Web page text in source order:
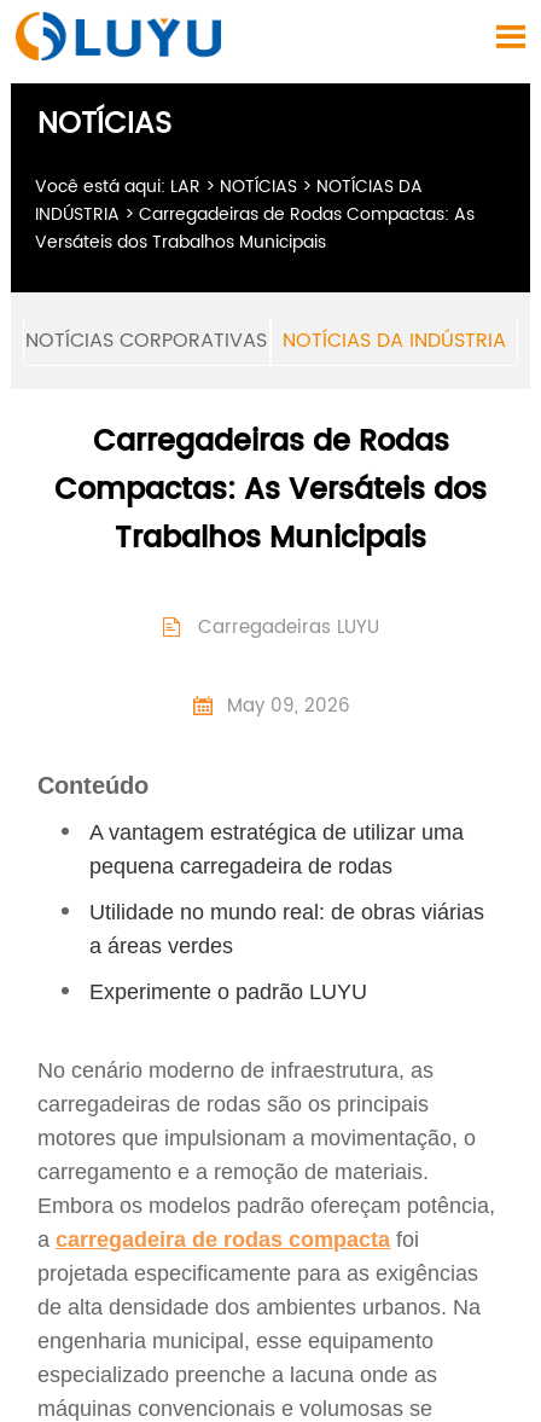

NOTÍCIAS
Você está aqui: LAR > NOTÍCIAS> NOTÍCIAS DA
INDÚSTRIA > Carregadeiras de Rodas Compactas: As
Versáteis dos Trabalhos Municipais
NOTÍCIAS CORPORATIVAS NOTÍCIAS DA INDÚSTRIA
Carregadeiras de Rodas
Compactas: As Versáteis dos
Trabalhos Municipais
 Carregadeiras LUYU
 May 09, 2026
Conteúdo
A vantagem estratégica de utilizar uma
pequena carregadeira de rodas
Utilidade no mundo real: de obras viárias
a áreas verdes
Experimente o padrão LUYU
No cenário moderno de infraestrutura, as
carregadeiras de rodas são os principais
motores que impulsionam a movimentação, o
carregamento e a remoção de materiais.
Embora os modelos padrão ofereçam potência,
acarregadeira de rodas compacta foi
projetada especificamente para as exigências
de alta densidade dos ambientes urbanos. Na
engenharia municipal, esse equipamento
especializado preenche a lacuna onde as
máquinas convencionais e volumosas se